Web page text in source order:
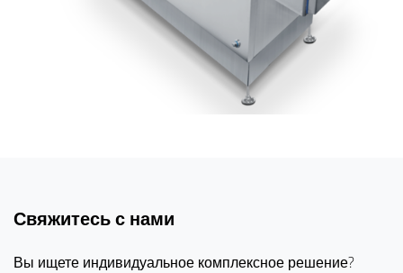
Свяжитесь с нами
Вы ищете индивидуальное комплексное решение?